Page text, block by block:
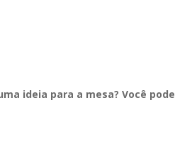
ideia para a mesa? Você pode